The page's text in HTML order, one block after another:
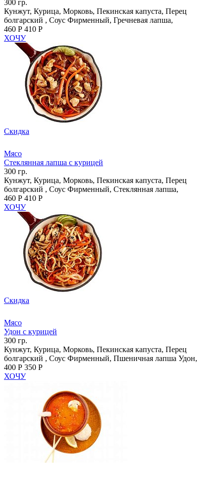
300 гр.
Кунжут, Курица, Морковь, Пекинская капуста, Перец
болгарский , Соус Фирменный, Гречневая лапша,
460 Р 410 Р
ХОЧУ
Скидка
Мясо
Стеклянная лапша с курицей
300 гр.
Кунжут, Курица, Морковь, Пекинская капуста, Перец
болгарский , Соус Фирменный, Стеклянная лапша,
460 Р 410 Р
ХОЧУ
Скидка
Мясо
Удон с курицей
300 гр.
Кунжут, Курица, Морковь, Пекинская капуста, Перец
болгарский , Соус Фирменный, Пшеничная лапша Удон,
400 Р 350 Р
ХОЧУ